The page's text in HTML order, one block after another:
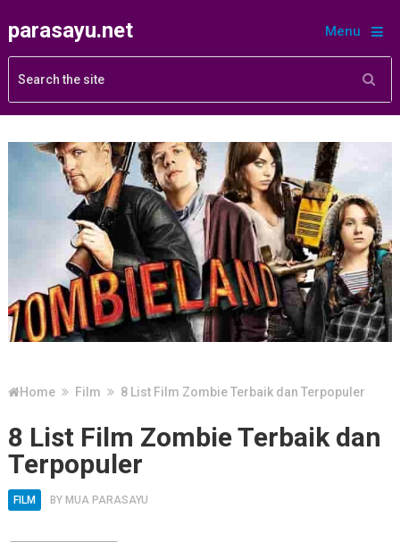
parasayu.net Menu
Home Film 8 List Film Zombie Terbaik dan Terpopuler
8 List Film Zombie Terbaik dan
Terpopuler
FILM BY MUA PARASAYU